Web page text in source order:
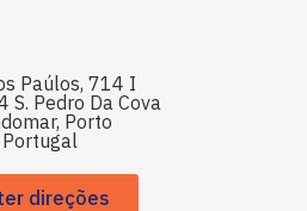
Paúlos, 714 I
Pedro Da Cova
Porto
Portugal
direções